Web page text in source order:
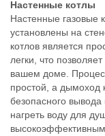
Настенные котлы
Настенные газовые
установлены на
котлов является
легки, что
вашем доме.
простой, а дымоход
безопасного
нагреть воду для